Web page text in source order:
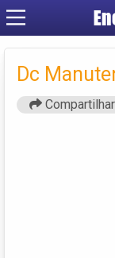
Dc
Compartilhar